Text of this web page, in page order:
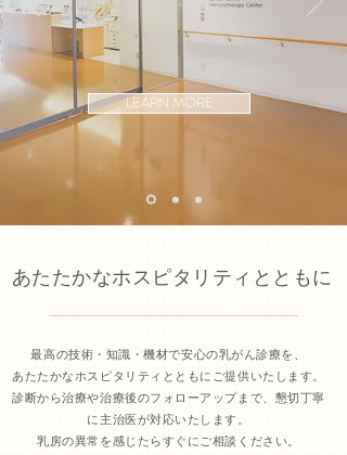
あたたかなホスピタリティ とともに
最高の技術・知識・機材で安心の乳がん診療を、
あたたかなホスピタリティとともにご提供いたします。
診断から治療や治療後のフォローアップまで、懇切丁寧
に主治医が対応いたします。
乳房の異常を感じたらすぐにご相談ください。
LEARN MORE